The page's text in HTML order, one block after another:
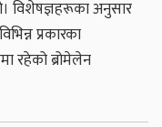
विशेषज्ञहरूका अनुसार
प्रकारका
रहेको ब्रोमेलेन